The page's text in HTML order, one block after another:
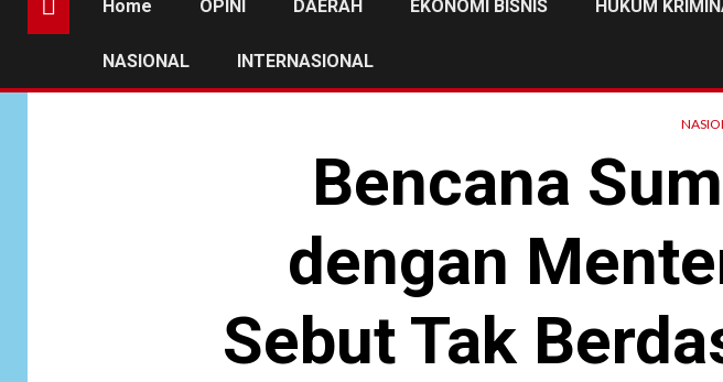
Home OPINI DAERAH EKONOMI BISNIS HUKUM
NASIONAL INTERNASIONAL
Bencana
dengan
Sebut Tak